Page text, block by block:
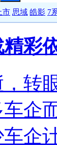
市 思域 皓影 7
彩
转
企
企